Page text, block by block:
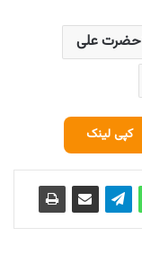
حضرت علی
کپی لینک